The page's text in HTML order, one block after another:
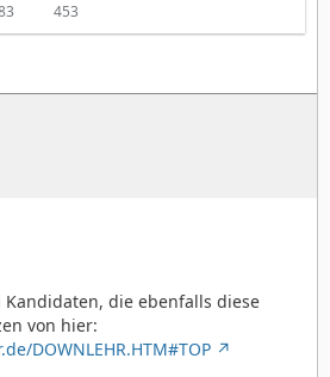
453
die ebenfalls diese
von hier:
DOWNLEHR.HTM#TOP